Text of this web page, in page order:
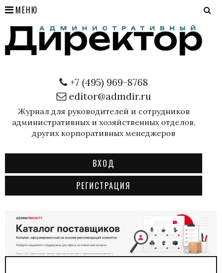
МЕНЮ
+7 (495) 969-8768
editor@admdir.ru
Журнал для руководителей и сотрудников
административных и хозяйственных отделов,
других корпоративных менеджеров
ВХОД
РЕГИСТРАЦИЯ